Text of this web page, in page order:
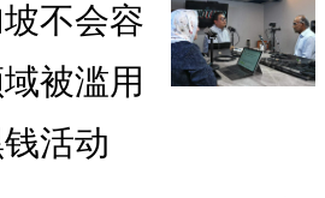
不会容
被滥用
活动